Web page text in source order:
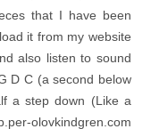
that I have been
it from my website
also listen to sound
D C (a second below
a step down (Like a
olovkindgren.com